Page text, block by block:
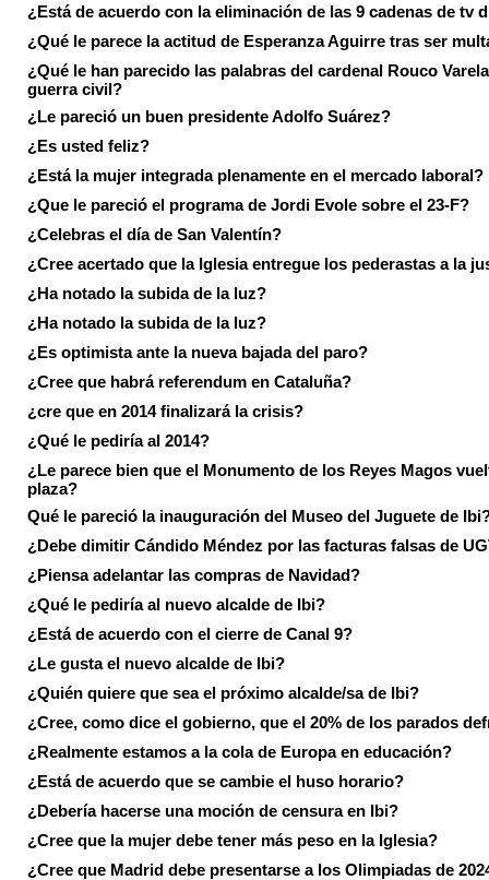
¿Está de acuerdo con la eliminación de las 9 cadenas de tv
¿Qué le parece la actitud de Esperanza Aguirre tras ser
¿Qué le han parecido las palabras del cardenal Rouco
guerra civil?
¿Le pareció un buen presidente Adolfo Suárez?
¿Es usted feliz?
¿Está la mujer integrada plenamente en el mercado laboral?
¿Que le pareció el programa de Jordi Evole sobre el 23-F?
¿Celebras el día de San Valentín?
¿Cree acertado que la Iglesia entregue los pederastas a la
¿Ha notado la subida de la luz?
¿Ha notado la subida de la luz?
¿Es optimista ante la nueva bajada del paro?
¿Cree que habrá referendum en Cataluña?
¿cre que en 2014 finalizará la crisis?
¿Qué le pediría al 2014?
¿Le parece bien que el Monumento de los Reyes Magos
plaza?
Qué le pareció la inauguración del Museo del Juguete de
¿Debe dimitir Cándido Méndez por las facturas falsas de
¿Piensa adelantar las compras de Navidad?
¿Qué le pediría al nuevo alcalde de Ibi?
¿Está de acuerdo con el cierre de Canal 9?
¿Le gusta el nuevo alcalde de Ibi?
¿Quién quiere que sea el próximo alcalde/sa de Ibi?
¿Cree, como dice el gobierno, que el 20% de los parados
¿Realmente estamos a la cola de Europa en educación?
¿Está de acuerdo que se cambie el huso horario?
¿Debería hacerse una moción de censura en Ibi?
¿Cree que la mujer debe tener más peso en la Iglesia?
¿Cree que Madrid debe presentarse a los Olimpiadas de